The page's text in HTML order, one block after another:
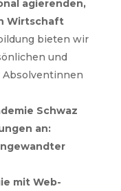
agierenden,
Wirtschaft
bieten wir
und
Schwaz
an:
mit Web-